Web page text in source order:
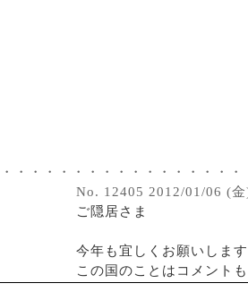
・・・・・・・・・・・・・・・
No. 12405 2012/01/06 (
ご隠居さま
今年も宜しくお願いします
この国のことはコメント